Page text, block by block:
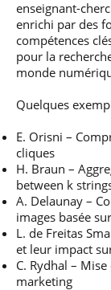
enseignant-
enrichi par des
compétences
pour la
monde
Quelques
E. Orisni –
cliques
H. Braun –
between k
A. Delaunay –
images basée
L. de Freitas
et leur impact
C. Rydhal –
marketing